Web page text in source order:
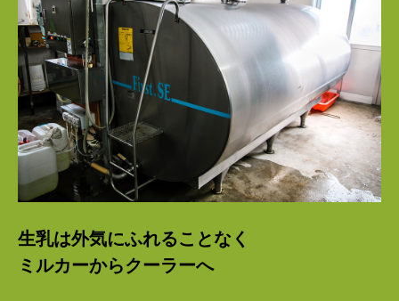
生乳は外気にふれることなく
ミルカーからクーラーへ